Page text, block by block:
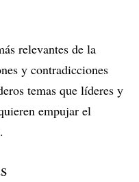
relevantes de la
y contradicciones
temas que líderes y
empujar el